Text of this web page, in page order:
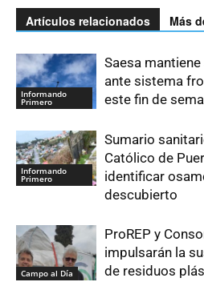
Artículos relacionados Más
Informando
Primero
Saesa
ante sistema
este fin de
Informando
Primero
Sumario
Católico de
identificar
descubierto
Campo al Día
ProREP y
impulsarán la
de residuos